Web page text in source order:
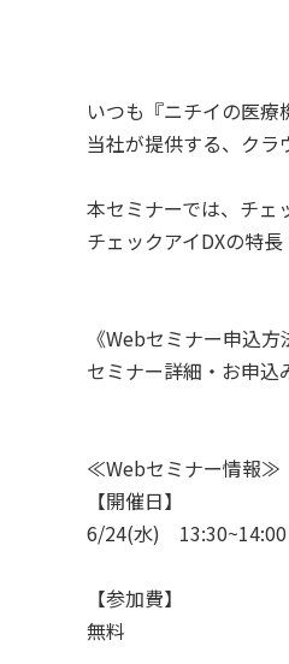
いつも『ニチイの医療
当社が提供する、クラ
本セミナーでは、チェ
チェックアイDXの特
《Webセミナー申込方
セミナー詳細・お申込
≪Webセミナー情報≫
【開催日】
6/24(水) 13:30~14:00
【参加費】
無料